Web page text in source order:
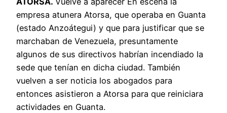
empresa atunera Atorsa, que operaba en Guanta
(estado Anzoátegui) y que para justificar que se
marchaban de Venezuela, presuntamente
algunos de sus directivos habrían incendiado la
sede que tenían en dicha ciudad. También
vuelven a ser noticia los abogados para
entonces asistieron a Atorsa para que reiniciara
actividades en Guanta.